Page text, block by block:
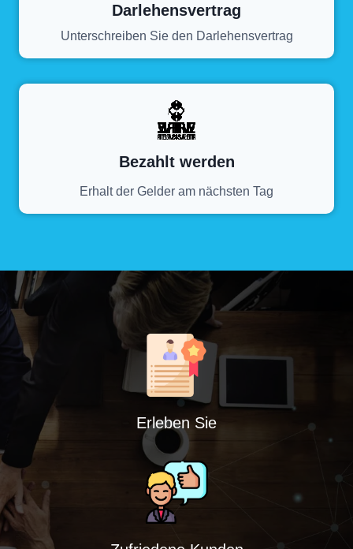
Darlehensvertrag
Unterschreiben Sie den Darlehensvertrag
Bezahlt werden
Erhalt der Gelder am nächsten Tag
Erleben Sie